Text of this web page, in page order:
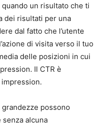
un risultato che ti
dei risultati per una
dal fatto che l’utente
di visita verso il tuo
delle posizioni in cui
Il CTR è
possono
alcuna